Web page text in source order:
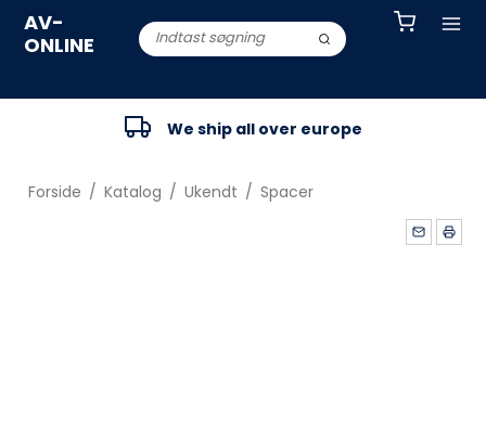
AV-
ONLINE
We ship all over europe
Forside / Katalog / Ukendt / Spacer